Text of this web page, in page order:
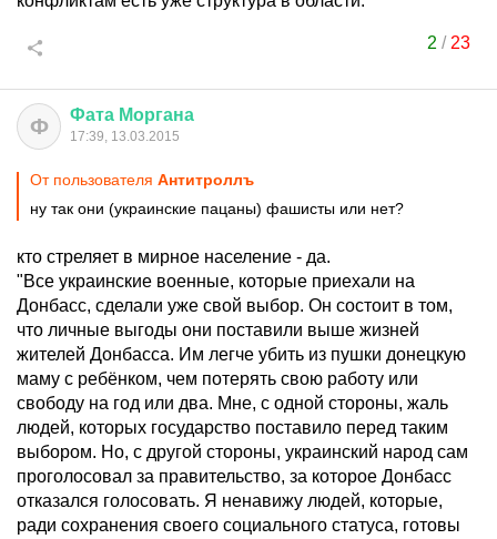
2 / 23
Ф Фата Моргана
17:39, 13.03.2015
От пользователя Антитроллъ
ну так они (украинские пацаны) фашисты или нет?
кто стреляет в мирное население - да.
"Все украинские военные, которые приехали на
Донбасс, сделали уже свой выбор. Он состоит в том,
что личные выгоды они поставили выше жизней
жителей Донбасса. Им легче убить из пушки донецкую
маму с ребёнком, чем потерять свою работу или
свободу на год или два. Мне, с одной стороны, жаль
людей, которых государство поставило перед таким
выбором. Но, с другой стороны, украинский народ сам
проголосовал за правительство, за которое Донбасс
отказался голосовать. Я ненавижу людей, которые,
ради сохранения своего социального статуса, готовы